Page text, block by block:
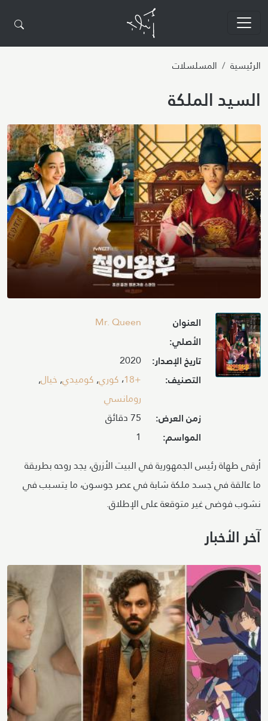
الرئيسية المسلسلات
السيد الملكة
Image
العنوان
الأصلي:
Mr. Queen
تاريخ الإصدار: 2020
التصنيف: +18 ،كوري,كوميدي,خيال,
رومانسي
زمن العرض: 75 دقائق
المواسم:
1
أرقى طهاة رئيس الجمهورية في البيت الأزرق، يجد روحه بطريقة
ما عالقة في جسد ملكة شابة في عصر جوسون، ما يتسبب في
نشوب فوضى غير متوقعة على الإطلاق.
آخر الأخبار